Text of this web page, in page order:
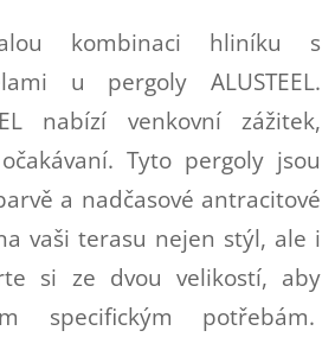
kombinaci hliníku s
u pergoly ALUSTEEL.
nabízí venkovní zážitek,
Tyto pergoly jsou
a nadčasové antracitové
vaši terasu nejen stýl, ale i
si ze dvou velikostí, aby
specifickým potřebám.